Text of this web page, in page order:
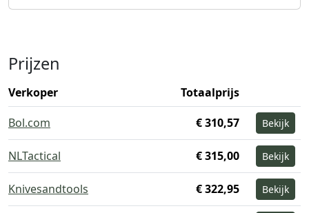
Prijzen
Verkoper
Totaalprijs
Bol.com
€ 310,57 Bekijk
NLTactical € 315,00 Bekijk
Knivesandtools € 322,95 Bekijk